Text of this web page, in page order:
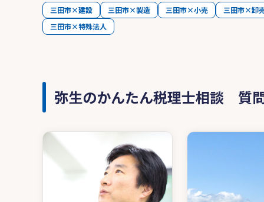
三田市×建設 三田市×製造 三田市×小売
三田市×卸
三田市×特殊法人
弥生のかんたん税理士相談 質